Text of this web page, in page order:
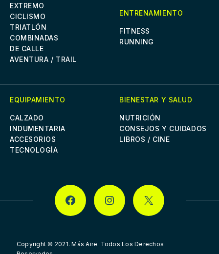
EXTREMO
CICLISMO
TRIATLÓN
COMBINADAS
DE CALLE
AVENTURA / TRAIL
ENTRENAMIENTO
FITNESS
RUNNING
EQUIPAMIENTO
CALZADO
INDUMENTARIA
ACCESORIOS
TECNOLOGÍA
BIENESTAR Y SALUD
NUTRICIÓN
CONSEJOS Y CUIDADOS
LIBROS / CINE
FACEBOOK INSTAGRAMX
Copyright © 2021.Más Aire. Todos Los Derechos